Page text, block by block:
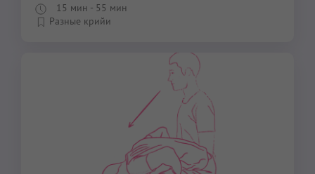
15 мин - 55 мин
Разные крийи